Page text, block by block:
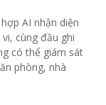
AI nhận diện
cùng đầu ghi
có thể giám sát
phòng, nhà